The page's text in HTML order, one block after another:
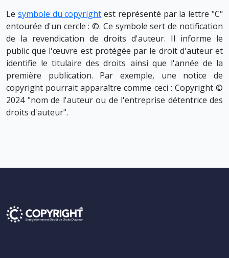
Le symbole du copyright est représenté par la lettre "C"
entourée d'un cercle : ©. Ce symbole sert de notification
de la revendication de droits d'auteur. Il informe le
public que l'œuvre est protégée par le droit d'auteur et
identifie le titulaire des droits ainsi que l'année de la
première publication. Par exemple, une notice de
copyright pourrait apparaître comme ceci : Copyright ©
2024 "nom de l'auteur ou de l'entreprise détentrice des
droits d'auteur".